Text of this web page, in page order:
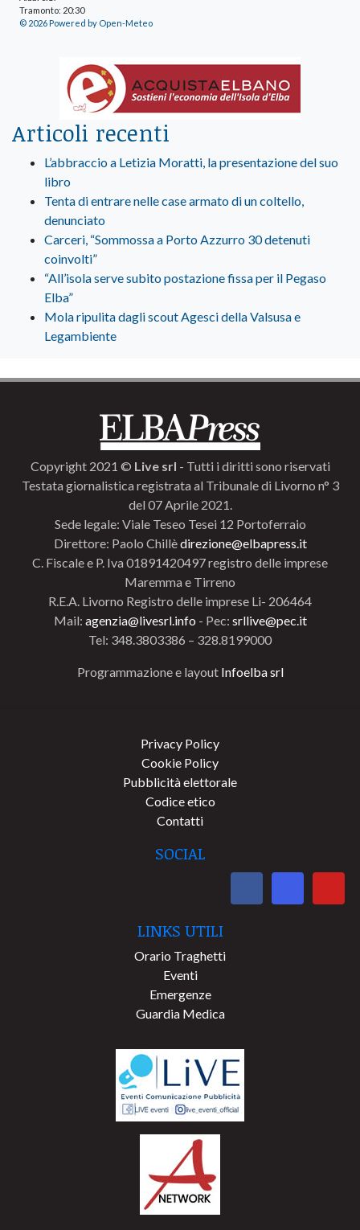
Tramonto: 20:30
© 2026 Powered by Open-Meteo
Articoli recenti
L’abbraccio a Letizia Moratti, la presentazione del suo
libro
Tenta di entrare nelle case armato di un coltello,
denunciato
Carceri, “Sommossa a Porto Azzurro 30 detenuti
coinvolti”
“All’isola serve subito postazione fissa per il Pegaso
Elba”
Mola ripulita dagli scout Agesci della Valsusa e
Legambiente
Copyright 2021 © Live srl - Tutti i diritti sono riservati
Testata giornalistica registrata al Tribunale di Livorno n° 3
del 07 Aprile 2021.
Sede legale: Viale Teseo Tesei 12 Portoferraio
Direttore: Paolo Chillèdirezione@elbapress.it
C. Fiscale e P. Iva 01891420497 registro delle imprese
Maremma e Tirreno
R.E.A. Livorno Registro delle imprese Li- 206464
Mail: agenzia@livesrl.info - Pec: srllive@pec.it
Tel: 348.3803386 – 328.8199000
Programmazione e layout Infoelba srl
Privacy Policy
Cookie Policy
Pubblicità elettorale
Codice etico
Contatti
SOCIAL
LINKS UTILI
Orario Traghetti
Eventi
Emergenze
Guardia Medica